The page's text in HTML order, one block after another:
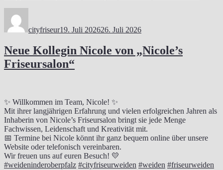
cityfriseur19. Juli 202626. Juli 2026
Neue Kollegin Nicole von „Nicole’s
Friseursalon“
✨ Willkommen im Team, Nicole! ✨
Mit ihrer langjährigen Erfahrung und vielen erfolgreichen Jahren als
Inhaberin von Nicole’s Friseursalon bringt sie jede Menge
Fachwissen, Leidenschaft und Kreativität mit.
📅 Termine bei Nicole könnt ihr ganz bequem online über unsere
Website oder telefonisch vereinbaren.
Wir freuen uns auf euren Besuch! 💛
#weideninderoberpfalz #cityfriseurweiden #weiden #friseurweiden